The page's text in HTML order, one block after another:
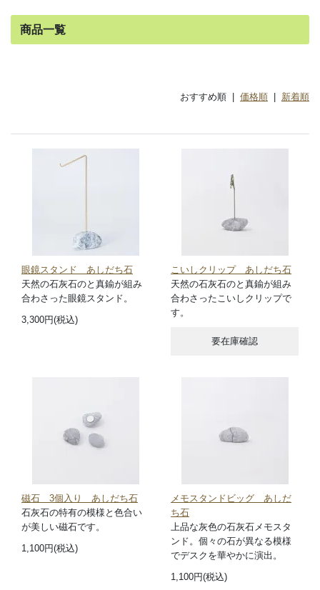
商品一覧
おすすめ順 | 価格順 新着順
眼鏡スタンド あしだち石
天然の石灰石のと真鍮が組み
合わさった眼鏡スタンド。
3,300円(税込)
こいしクリップ あしだち石
天然の石灰石のと真鍮が組み
合わさったこいしクリップで
す。
要在庫確認
磁石 3個入り あしだち石
石灰石の特有の模様と色合い
が美しい磁石です。
1,100円(税込)
メモスタンドビッグ あしだ
ち石
上品な灰色の石灰石メモスタ
ンド。個々の石が異なる模様
でデスクを華やかに演出。
1,100円(税込)